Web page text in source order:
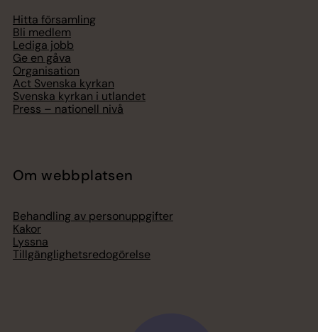
Hitta församling
Bli medlem
Lediga jobb
Ge en gåva
Organisation
Act Svenska kyrkan
Svenska kyrkan i utlandet
Press – nationell nivå
Om webbplatsen
Behandling av personuppgifter
Kakor
Lyssna
Tillgänglighetsredogörelse